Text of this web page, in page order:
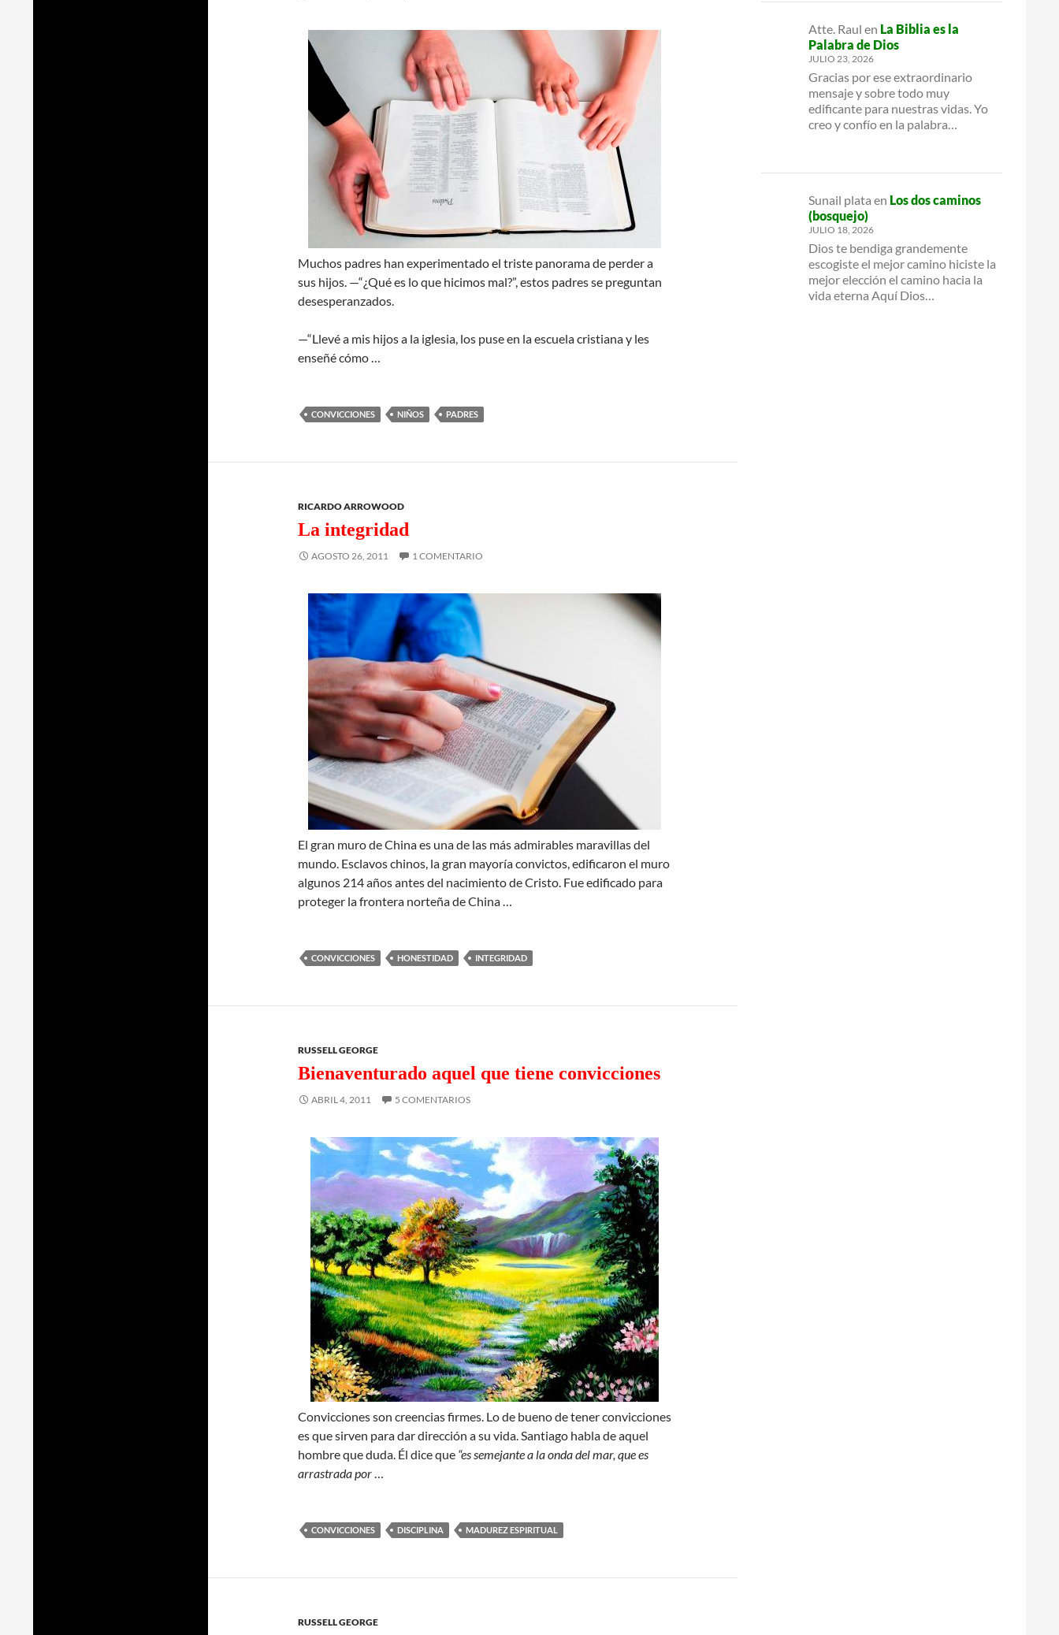
Muchos padres han experimentado el triste panorama de perder a
sus hijos. —“¿Qué es lo que hicimos mal?”, estos padres se preguntan
desesperanzados.
—“Llevé a mis hijos a la iglesia, los puse en la escuela cristiana y les
enseñé cómo …
CONVICCIONES NIÑOS PADRES
RICARDO ARROWOOD
La integridad
AGOSTO 26, 2011 1 COMENTARIO
El gran muro de China es una de las más admirables maravillas del
mundo. Esclavos chinos, la gran mayoría convictos, edificaron el muro
algunos 214 años antes del nacimiento de Cristo. Fue edificado para
proteger la frontera norteña de China …
CONVICCIONES HONESTIDAD INTEGRIDAD
RUSSELL GEORGE
Bienaventurado aquel que tiene convicciones
ABRIL 4, 2011 5 COMENTARIOS
Convicciones son creencias firmes. Lo de bueno de tener convicciones
es que sirven para dar dirección a su vida. Santiago habla de aquel
hombre que duda. Él dice que “es semejante a la onda del mar, que es
arrastrada por…
CONVICCIONES DISCIPLINA MADUREZ ESPIRITUAL
RUSSELL GEORGE
Atte. Raul en La Biblia es la
Palabra de Dios
JULIO 23, 2026
Gracias por ese extraordinario
mensaje y sobre todo muy
edificante para nuestras vidas. Yo
creo y confío en la palabra…
Sunail plata en Los dos caminos
(bosquejo)
JULIO 18, 2026
Dios te bendiga grandemente
escogiste el mejor camino hiciste la
mejor elección el camino hacia la
vida eterna Aquí Dios…